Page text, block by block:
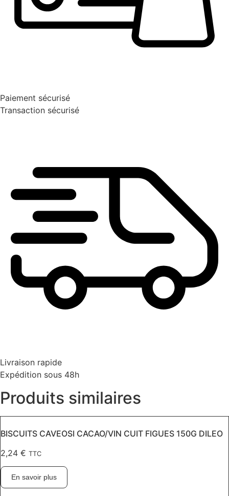
Paiement sécurisé
Transaction sécurisé
Livraison rapide
Expédition sous 48h
Produits similaires
BISCUITS CAVEOSI CACAO/VIN CUIT FIGUES 150G DILEO
2,24 € TTC
En savoir plus